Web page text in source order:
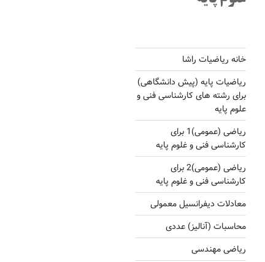
خانه ریاضیات راشا
ریاضیات پایه (پیش دانشگاهی)
برای رشته های کارشناسی فنی و
علوم پایه
ریاضی (عمومی)1 برای
کارشناسی فنی و غلوم پایه
ریاضی (عمومی)2 برای
کارشناسی فنی و غلوم پایه
معادلات دیفرانسیل معمولی
محاسبات (آنالیز) عددی
ریاضی مهندسی